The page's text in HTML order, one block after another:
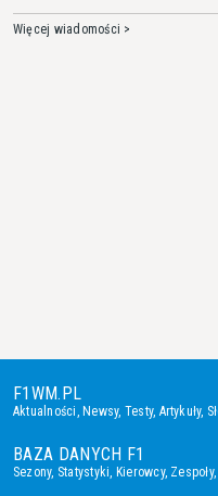
Więcej wiadomości >
F1WM.PL
Aktualności, Newsy, Testy, Artykuły,
BAZA DANYCH F1
Sezony, Statystyki, Kierowcy, Zespoły